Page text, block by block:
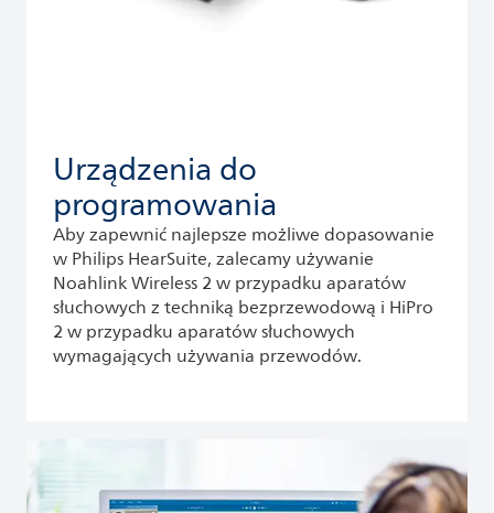
Urządzenia do
programowania
Aby zapewnić najlepsze możliwe dopasowanie
w Philips HearSuite, zalecamy używanie
Noahlink Wireless 2 w przypadku aparatów
słuchowych z techniką bezprzewodową i HiPro
2 w przypadku aparatów słuchowych
wymagających używania przewodów.